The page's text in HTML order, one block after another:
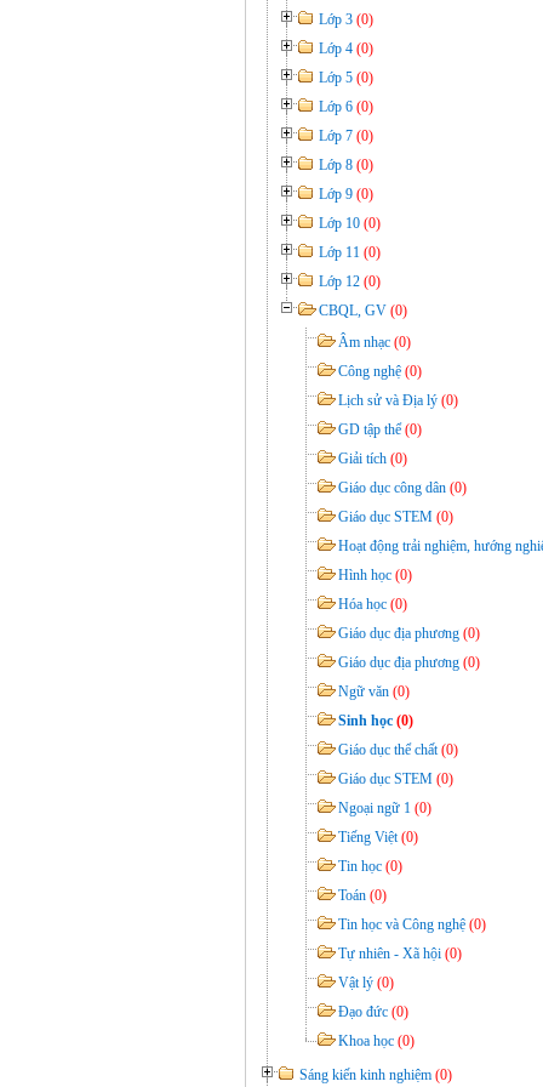
Lớp 3 (0)
Lớp 4 (0)
Lớp 5 (0)
Lớp 6 (0)
Lớp 7 (0)
Lớp 8 (0)
Lớp 9 (0)
Lớp 10 (0)
Lớp 11 (0)
Lớp 12 (0)
CBQL, GV (0)
Âm nhạc (0)
Công nghệ (0)
Lịch sử và Địa lý (0)
GD tập thể (0)
Giải tích (0)
Giáo dục công dân (0)
Giáo dục STEM (0)
Hoạt động trải nghiệm, hướng
Hình học (0)
Hóa học (0)
Giáo dục địa phương (0)
Giáo dục địa phương (0)
Ngữ văn (0)
Sinh học (0)
Giáo dục thể chất(0)
Giáo dục STEM (0)
Ngoại ngữ 1 (0)
Tiếng Việt(0)
Tin học (0)
Toán (0)
Tin học và Công nghệ (0)
Tự nhiên - Xã hội (0)
Vật lý (0)
Đạo đức (0)
Khoa học (0)
Sáng kiến kinh nghiệm (0)